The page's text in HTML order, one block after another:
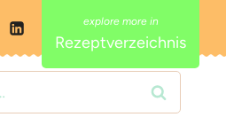
Rezeptverzeichnis